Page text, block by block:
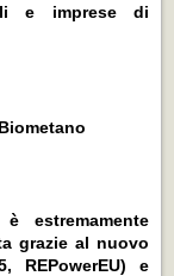
e imprese di
estremamente
grazie al nuovo
REPowerEU) e